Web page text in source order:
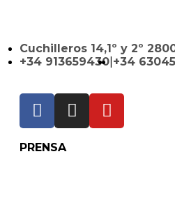
Cuchilleros 14,1º y 2º
+34 913659430 +34
PRENSA